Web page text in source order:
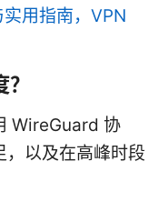
用指南，VPN
WireGuard 协
以及在高峰时段